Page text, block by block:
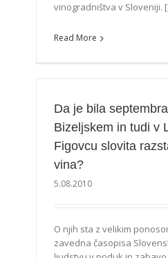
vinogradništva v Sloveniji.
Read More
Da je bila
Bizeljskem in tudi v
Figovcu slovita
vina?
5.08.2010
O njih sta z velikim
zavedna časopisa